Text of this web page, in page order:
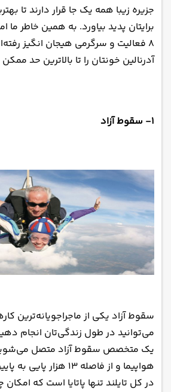
جزیره زیبا همه یک جا قرار دارند تا
برایتان پدید بیاورد. به همین خاطر ما
۸ فعالیت و سرگرمی هیجان انگیز
آدرنالین خونتان را تا بالاترین حد
۱- سقوط آزاد
سقوط آزاد یکی از ماجراجویانه‌ترین
می‌توانید در طول زندگی‌تان انجام
یک متخصص سقوط آزاد متصل
هواپیما و از فاصله ۱۳
در کل تایلند تنها پاتایا است که